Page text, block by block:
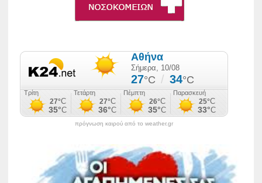
πρόγνωση καιρού από το weather.gr